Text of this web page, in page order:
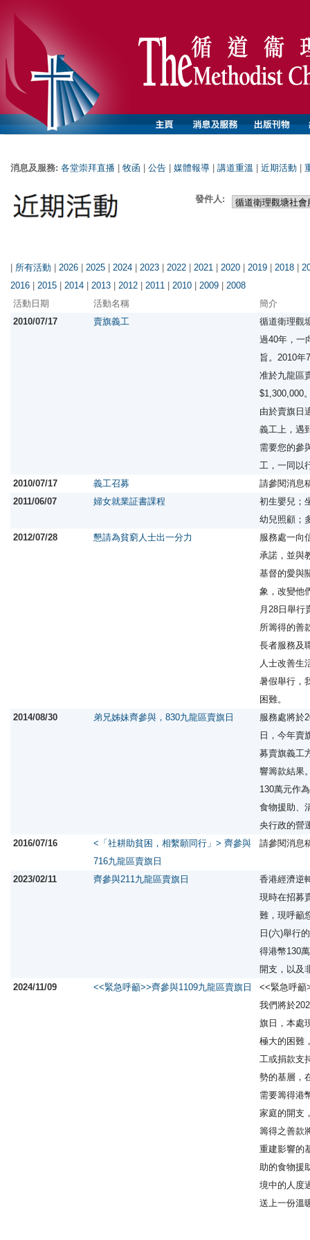
消息及服務: 各堂崇拜直播 牧函 公告 媒體報導 講道重溫 近期活動
發件人:
| 所有活動 | 2026 | 2025 | 2024 | 2023 | 2022 | 2021 | 2020 | 2019 | 2018 |
2016 | 2015 | 2014 | 2013 | 2012 | 2011 | 2010 | 2009 | 2008
活動日期
活動名稱
簡介
2010/07/17
賣旗義工
循道衛理觀
過40年，一
旨。2010年
准於九龍區
$1,300,000
由於賣旗日
義工上，遇
需要您的參
工，一同以
2010/07/17
義工召募
請參閱消
2011/06/07
婦女就業証書課程
初生嬰兒；
幼兒照顧；
2012/07/28
懇請為貧窮人士出一分力
服務處一向
承諾，並與
基督的愛與
象，改變他
月28日舉行
所籌得的善
長者服務及
人士改善生
暑假舉行，
困難。
2014/08/30
弟兄姊妹齊參與，830九龍區賣旗日
服務處將於
日，今年賣
募賣旗義工
響籌款結果
130萬元作
食物援助、
央行政的營
2016/07/16
<「社耕助貧困，相繫願同行」> 齊參與
716九龍區賣旗日
請參閱消息
2023/02/11 齊參與211九龍區賣旗日
香港經濟逆
現時在招募
難，現呼籲
日(六)舉行
得港幣130
開支，以及
2024/11/09
<<緊急呼籲>>齊參與1109九龍區賣旗日
<<緊急呼籲
我們將於
旗日，本處
極大的困難
工或捐款支
勢的基層，
需要籌得港
家庭的開支
籌得之善款
重建影響的
助的食物援
境中的人度
送上一份溫